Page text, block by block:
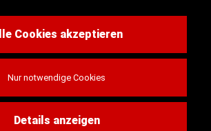
Cookies akzeptieren
Nur notwendige Cookies
Details anzeigen
© 2026 AS Automobile